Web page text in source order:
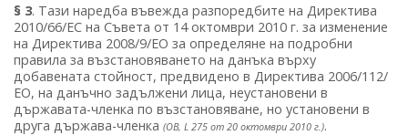
§ 3. Тази наредба въвежда разпоредбите на Директива
2010/66/ЕС на Съвета от 14 октомври 2010 г. за изменение
на Директива 2008/9/ЕО за определяне на подробни
правила за възстановяването на данъка върху
добавената стойност, предвидено в Директива 2006/112/
ЕО, на данъчно задължени лица, неустановени в
държавата-членка по възстановяване, но установени в
друга държава-членка (OВ, L 275 от 20 октомври 2010 г.).